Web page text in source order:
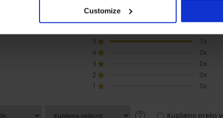
Customize
Bombažne pižama kratke hlače
5
1x
4
0x
3
0x
2
0x
1
0x
Kupljeno preko